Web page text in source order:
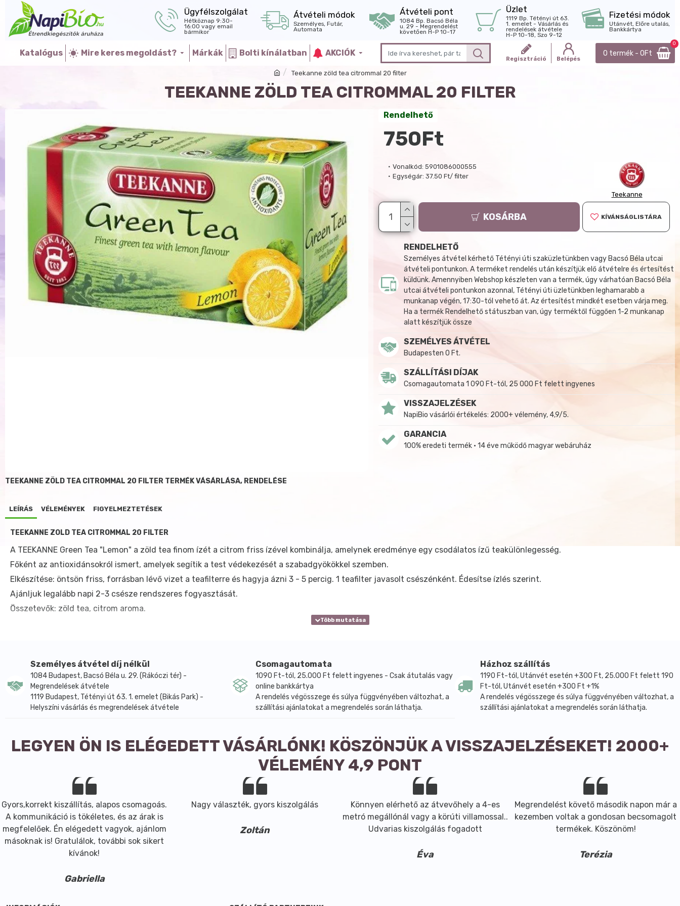
Ügyfélszolgálat
Hétköznap 9:30-
16:00 vagy email
bármikor
Átvételi módok
Személyes, Futár,
Automata
Átvételi pont
1084 Bp. Bacsó Béla
u. 29 - Megrendelést
követően H-P 10-17
Üzlet
1119 Bp. Tétényi út 63.
1. emelet - Vásárlás és
rendelések átvétele
H-P 10-18, Szo 9-12
Fizetési módok
Utánvét, Előre utalás,
Bankkártya
Katalógus Mire keres megoldást? Márkák Bolti kínálatban AKCIÓK
Regisztráció Belépés
0 termék - 0Ft
0
Teekanne zöld tea citrommal 20 filter
TEEKANNE ZÖLD TEA CITROMMAL 20 FILTER
Vonalkód: 5901086000555
Egységár: 37.50 Ft/ filter
Teekanne
Rendelhető
750Ft
KOSÁRBA KÍVÁNSÁGLISTÁRA
RENDELHETŐ
Személyes átvétel kérhető Tétényi úti szaküzletünkben vagy Bacsó Béla utcai
átvételi pontunkon. A terméket rendelés után készítjük elő átvételre és értesítést
küldünk. Amennyiben Webshop készleten van a termék, úgy várhatóan Bacsó Béla
utcai átvételi pontunkon azonnal, Tétényi úti üzletünkben leghamarabb a
munkanap végén, 17:30-tól vehető át. Az értesítést mindkét esetben várja meg.
Ha a termék Rendelhető státuszban van, úgy terméktől függően 1-2 munkanap
alatt készítjük össze
SZEMÉLYES ÁTVÉTEL
Budapesten 0 Ft.
SZÁLLÍTÁSI DÍJAK
Csomagautomata 1 090 Ft-tól, 25 000 Ft felett ingyenes
VISSZAJELZÉSEK
NapiBio vásárlói értékelés: 2000+ vélemény, 4,9/5.
GARANCIA
100% eredeti termék • 14 éve működő magyar webáruház
TEEKANNE ZÖLD TEA CITROMMAL 20 FILTER TERMÉK VÁSÁRLÁSA, RENDELÉSE
LEÍRÁS VÉLEMÉNYEK FIGYELMEZTETÉSEK
TEEKANNE ZÖLD TEA CITROMMAL 20 FILTER
A TEEKANNE Green Tea "Lemon" a zöld tea finom ízét a citrom friss ízével kombinálja, amelynek eredménye egy csodálatos ízű teakülönlegesség.
Főként az antioxidánsokról ismert, amelyek segítik a test védekezését a szabadgyökökkel szemben.
Elkészítése: öntsön friss, forrásban lévő vizet a teafilterre és hagyja ázni 3 - 5 percig. 1 teafilter javasolt csészénként. Édesítse ízlés szerint.
Ajánljuk legalább napi 2-3 csésze rendszeres fogyasztását.
Összetevők: zöld tea, citrom aroma.
Személyes átvétel díj nélkül
1084 Budapest, Bacsó Béla u. 29. (Rákóczi tér) -
Megrendelések átvétele
1119 Budapest, Tétényi út 63. 1. emelet (Bikás Park) -
Helyszíni vásárlás és megrendelések átvétele
Csomagautomata
1090 Ft-tól, 25.000 Ft felett ingyenes - Csak átutalás vagy
online bankkártya
A rendelés végösszege és súlya függvényében változhat, a
szállítási ajánlatokat a megrendelés során láthatja.
Házhoz szállítás
1190 Ft-tól, Utánvét esetén +300 Ft, 25.000 Ft felett 190
Ft-tól, Utánvét esetén +300 Ft +1%
A rendelés végösszege és súlya függvényében változhat, a
szállítási ajánlatokat a megrendelés során láthatja.
LEGYEN ÖN IS ELÉGEDETT VÁSÁRLÓNK! KÖSZÖNJÜK A VISSZAJELZÉSEKET! 2000+
VÉLEMÉNY 4,9 PONT
Gyors,korrekt kiszállítás, alapos csomagoás.
A kommunikáció is tökéletes, és az árak is
megfelelőek. Én elégedett vagyok, ajánlom
másoknak is! Gratulálok, további sok sikert
kívánok!
Gabriella
Nagy választék, gyors kiszolgálás
Zoltán
Könnyen elérhető az átvevőhely a 4-es
metró megállónál vagy a körúti villamossal..
Udvarias kiszolgálás fogadott
Éva
Megrendelést követő második napon már a
kezemben voltak a gondosan becsomagolt
termékek. Köszönöm!
Terézia